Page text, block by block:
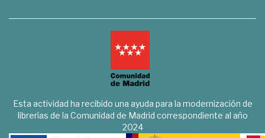
Esta actividad ha recibido una ayuda para la modernización de
librerías de la Comunidad de Madrid correspondiente al año
2024